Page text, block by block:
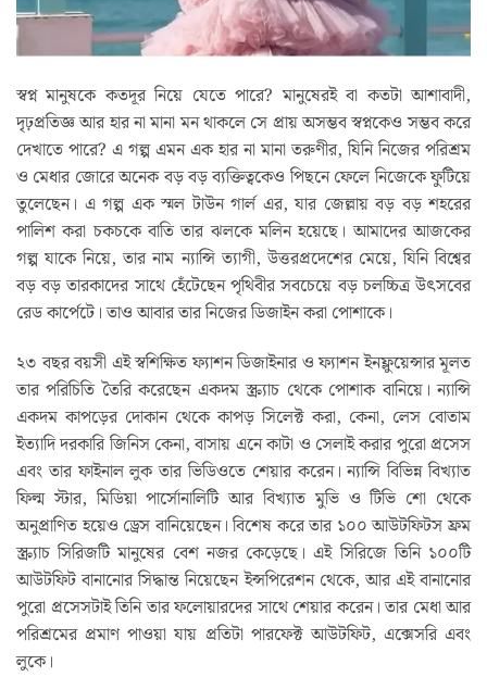
স্বপ্ন মানুষকে কতদূর নিয়ে যেতে পারে? মানুষেরই বা কতটা আশাবাদী,
দৃঢ়প্রতিজ্ঞ আর হার না মানা মন থাকলে সে প্রায় অসম্ভব স্বপ্নকেও সম্ভব করে
দেখাতে পারে? এ গল্প এমন এক হার না মানা তরুণীর, যিনি নিজের পরিশ্রম
ও মেধার জোরে অনেক বড় বড় ব্যক্তিত্বকেও পিছনে ফেলে নিজেকে ফুটিয়ে
তুলেছেন। এ গল্প এক স্মল টাউন গার্ল এর, যার জেল্লায় বড় বড় শহরের
পালিশ করা চকচকে বাতি তার ঝলকে মলিন হয়েছে। আমাদের আজকের
গল্প যাকে নিয়ে, তার নাম ন্যান্সি ত্যাগী, উত্তরপ্রদেশের মেয়ে, যিনি বিশ্বের
বড় বড় তারকাদের সাথে হেঁটেছেন পৃথিবীর সবচেয়ে বড় চলচ্চিত্র উৎসবের
রেড কার্পেটে। তাও আবার তার নিজের ডিজাইন করা পোশাকে।
২৩ বছর বয়সী এই স্বশিক্ষিত ফ্যাশন ডিজাইনার ও ফ্যাশন ইনফ্লুয়েন্সার মূলত
তার পরিচিতি তৈরি করেছেন একদম স্ক্র‍্যাচ থেকে পোশাক বানিয়ে। ন্যান্সি
একদম কাপড়ের দোকান থেকে কাপড় সিলেক্ট করা, কেনা, লেস বোতাম
ইত্যাদি দরকারি জিনিস কেনা, বাসায় এনে কাটা ও সেলাই করার পুরো প্রসেস
এবং তার ফাইনাল লুক তার ভিডিওতে শেয়ার করেন। ন্যান্সি বিভিন্ন বিখ্যাত
ফিল্ম স্টার, মিডিয়া পার্সোনালিটি আর বিখ্যাত মুভি ও টিভি শো থেকে
অনুপ্রাণিত হয়েও ড্রেস বানিয়েছেন। বিশেষ করে তার ১০০ আউটফিটস ফ্রম
স্ক্র‍্যাচ সিরিজটি মানুষের বেশ নজর কেড়েছে। এই সিরিজে তিনি ১০০টি
আউটফিট বানানোর সিদ্ধান্ত নিয়েছেন ইন্সপিরেশন থেকে, আর এই বানানোর
পুরো প্রসেসটাই তিনি তার ফলোয়ারদের সাথে শেয়ার করেন। তার মেধা আর
পরিশ্রমের প্রমাণ পাওয়া যায় প্রতিটা পারফেক্ট আউটফিট, এক্সেসরি এবং
লুকে।